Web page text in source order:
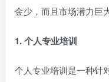
金少，而且市场潜力巨
1. 个人专业培训
个人专业培训是一种针